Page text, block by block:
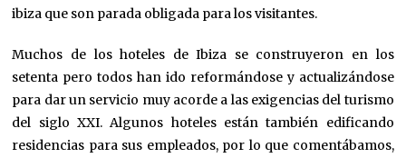
ibiza que son parada obligada para los visitantes.
Muchos de los hoteles de Ibiza se construyeron en los
setenta pero todos han ido reformándose y actualizándose
para dar un servicio muy acorde a las exigencias del turismo
del siglo XXI. Algunos hoteles están también edificando
residencias para sus empleados, por lo que comentábamos,